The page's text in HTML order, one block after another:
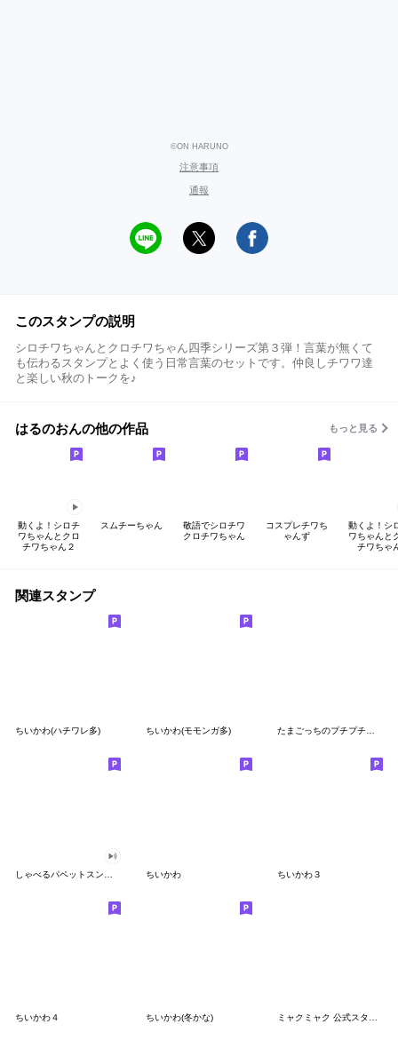
©ON HARUNO
注意事項
通報
このスタンプの説明
シロチワちゃんとクロチワちゃん四季シリーズ第３弾！言葉が無くて
も伝わるスタンプとよく使う日常言葉のセットです。仲良しチワワ達
と楽しい秋のトークを♪
はるのおんの他の作品 もっと見る
動くよ！シロチ
ワちゃんとクロ
チワちゃん２
スムチーちゃん
敬語でシロチワ
クロチワちゃん
コスプレチワち
ゃんず
動くよ！シ
ワちゃんと
チワちゃ
関連スタンプ
ちいかわ(ハチワレ多) ちいかわ(モモンガ多) たまごっちのプチプチおみせっち
ちいかわ ちいかわ３
ちいかわ４ ちいかわ(冬かな)